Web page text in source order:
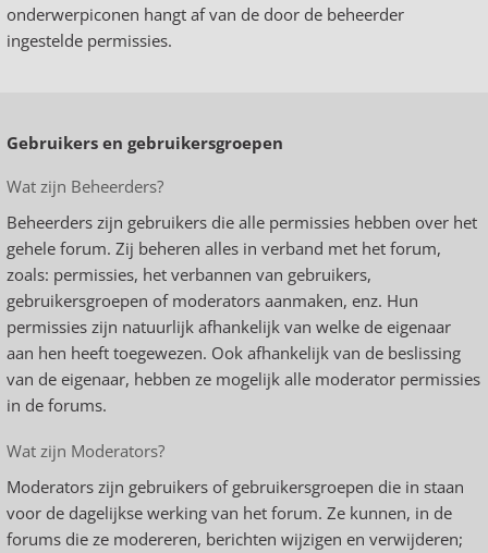
onderwerpiconen hangt af van de door de beheerder
ingestelde permissies.
Gebruikers en gebruikersgroepen
Wat zijn Beheerders?
Beheerders zijn gebruikers die alle permissies hebben over het
gehele forum. Zij beheren alles in verband met het forum,
zoals: permissies, het verbannen van gebruikers,
gebruikersgroepen of moderators aanmaken, enz. Hun
permissies zijn natuurlijk afhankelijk van welke de eigenaar
aan hen heeft toegewezen. Ook afhankelijk van de beslissing
van de eigenaar, hebben ze mogelijk alle moderator permissies
in de forums.
Wat zijn Moderators?
Moderators zijn gebruikers of gebruikersgroepen die in staan
voor de dagelijkse werking van het forum. Ze kunnen, in de
forums die ze modereren, berichten wijzigen en verwijderen;